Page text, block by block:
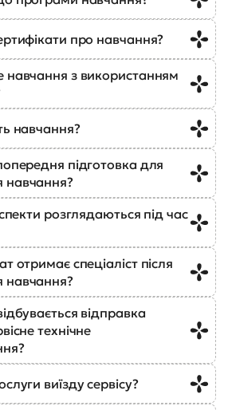
про навчання?
навчання з використанням
навчання?
підготовка для
навчання?
розглядаються під час
отримає спеціаліст після
навчання?
відправка
технічне
виїзду сервісу?